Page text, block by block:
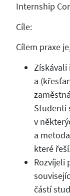
Internship
Cíle:
Cílem praxe
Získávali
a
Studenti
v
a
které
Rozvíjeli
částí